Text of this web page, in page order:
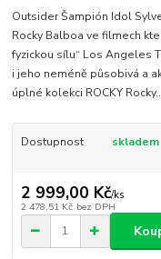
Outsider Šampión Idol
Rocky Balboa ve filmech
fyzickou sílu“ Los Angeles
i jeho neméně působivá a
úplné kolekci ROCKY
Dostupnost skladem
2 999,00 Kč/ks
2 478,51 Kč bez DPH